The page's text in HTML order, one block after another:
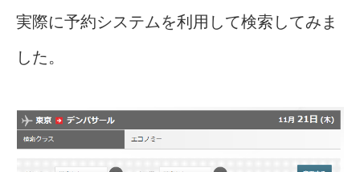
実際に予約システムを利用して検索してみま
した。